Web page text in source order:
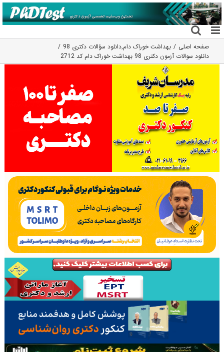
رفتن
به
محتوا
صفحه اصلی بهداشت خوراک دام,دانلود سؤالات دکتری 98
دانلود سوالات آزمون دکتری 98 بهداشت خوراک دام کد 2712